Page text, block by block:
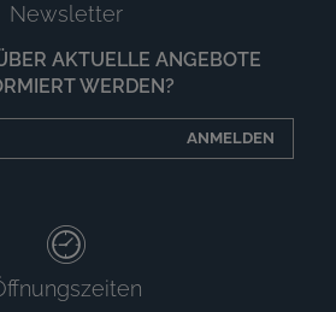
Newsletter
AKTUELLE ANGEBOTE
WERDEN?
ANMELDEN